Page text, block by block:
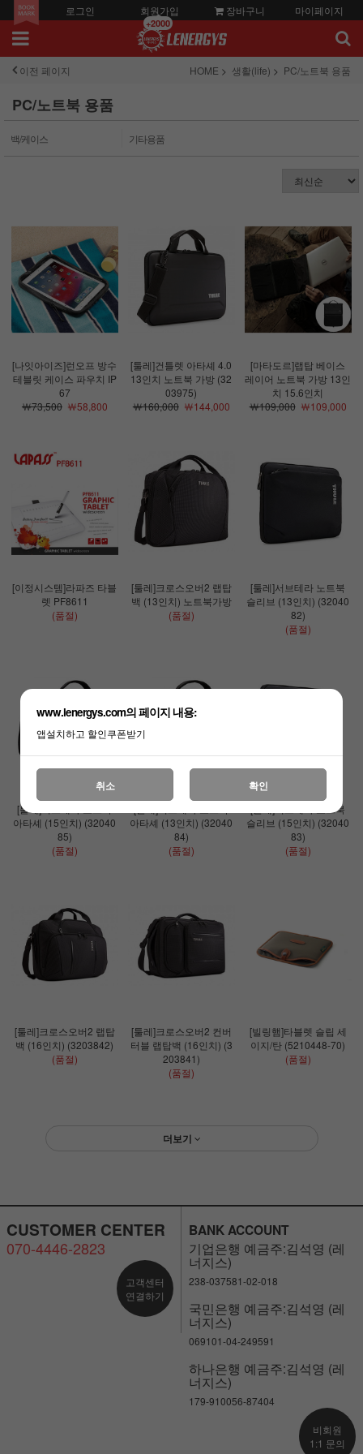
로그인 회원가입
+2000
장바구니 마이페이지
이전 페이지 HOME 생활(life) PC/노트북 용품
PC/노트북 용품
백/케이스 기타용품
[나잇아이즈]런오프 방수
테블릿 케이스 파우치 IP
67
￦73,500￦58,800
[툴레]건틀렛 아타셰 4.0
13인치 노트북 가방 (32
03975)
￦160,000￦144,000
[마타도르]랩탑 베이스
레이어 노트북 가방 13인
치 15.6인치
￦109,000￦109,000
[이정시스템]라파즈 타블
렛 PF8611
(품절)
[툴레]크로스오버2 랩탑
백 (13인치) 노트북가방
(품절)
[툴레]서브테라 노트북
슬리브 (13인치) (32040
82)
(품절)
[툴레]서브테라 노트북
아타셰 (15인치) (32040
85)
(품절)
아타셰 (13인치) (32040
84)
(품절)
[툴레]서브테라 노트북
슬리브 (15인치) (32040
83)
(품절)
[툴레]크로스오버2 랩탑
백 (16인치) (3203842)
(품절)
[툴레]크로스오버2 컨버
터블 랩탑백 (16인치) (3
203841)
(품절)
[빌링햄]타블렛 슬립 세
이지/탄 (5210448-70)
(품절)
더보기
CUSTOMER CENTER
070-4446-2823
고객센터
연결하기
BANK ACCOUNT
기업은행 예금주:김석영 (레
너지스)
238-037581-02-018
국민은행 예금주:김석영 (레
너지스)
069101-04-249591
하나은행 예금주:김석영 (레
너지스)
179-910056-87404
비회원
1:1 문의
www.lenergys.com의 페이지 내용:
앱설치하고 할인쿠폰받기
취소 확인